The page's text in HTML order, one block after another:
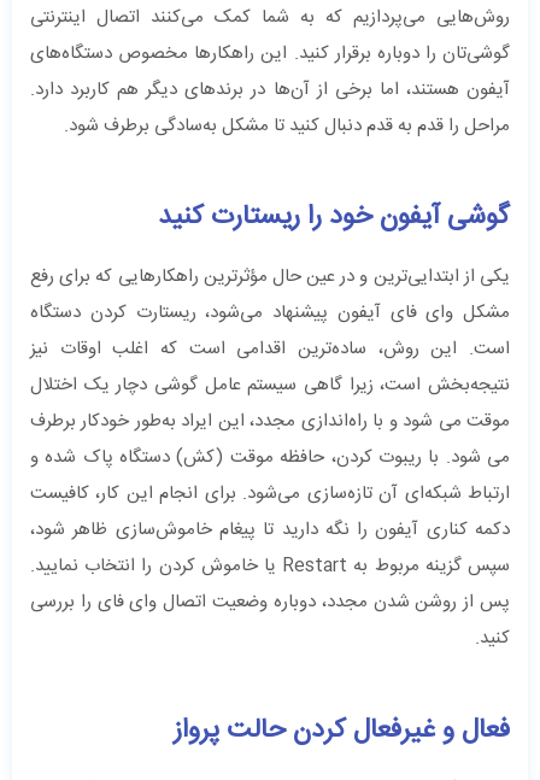
روش‌هایی می‌پردازیم که به شما کمک می‌کنند اتصال اینترنتی
گوشی‌تان را دوباره برقرار کنید. این راهکارها مخصوص دستگاه‌های
آیفون هستند، اما برخی از آن‌ها در برندهای دیگر هم کاربرد دارد.
مراحل را قدم به قدم دنبال کنید تا مشکل به‌سادگی برطرف شود.
گوشی آیفون خود را ریستارت کنید
یکی از ابتدایی‌ترین و در عین حال مؤثرترین راهکارهایی که برای رفع
مشکل وای فای آیفون پیشنهاد می‌شود، ریستارت کردن دستگاه
است. این روش، ساده‌ترین اقدامی است که اغلب اوقات نیز
نتیجه‌بخش است، زیرا گاهی سیستم عامل گوشی دچار یک اختلال
موقت می شود و با راه‌اندازی مجدد، این ایراد به‌طور خودکار برطرف
می شود. با ریبوت کردن، حافظه موقت (کش) دستگاه پاک شده و
ارتباط شبکه‌ای آن تازه‌سازی می‌شود. برای انجام این کار، کافیست
دکمه کناری آیفون را نگه دارید تا پیغام خاموش‌سازی ظاهر شود،
سپس گزینه مربوط به Restart یا خاموش کردن را انتخاب نمایید.
پس از روشن شدن مجدد، دوباره وضعیت اتصال وای فای را بررسی
کنید.
فعال و غیرفعال کردن حالت پرواز